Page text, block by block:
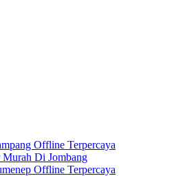
Offline Terpercaya
Di Jombang
Offline Terpercaya